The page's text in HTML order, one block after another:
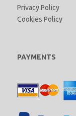
Privacy Policy
Cookies Policy
PAYMENTS